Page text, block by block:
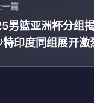
一篇
男篮亚洲杯分组
特印度同组展开激